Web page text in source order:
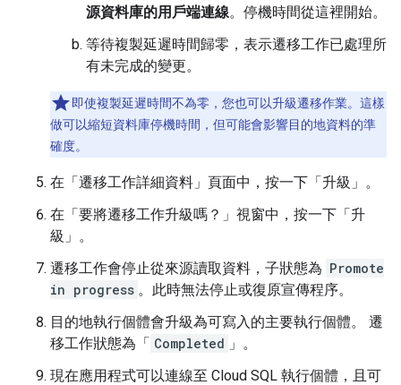
源資料庫的用戶端連線。停機時間從這裡開始。
等待複製延遲時間歸零，表示遷移工作已處理所
有未完成的變更。
即使複製延遲時間不為零，您也可以升級遷移作業。這樣
做可以縮短資料庫停機時間，但可能會影響目的地資料的準
確度。
在「遷移工作詳細資料」 頁面中，按一下「升級」 。
在「要將遷移工作升級嗎？」 視窗中，按一下「升
級」 。
遷移工作會停止從來源讀取資料，子狀態為 Promote
in progress 。此時無法停止或復原宣傳程序。
目的地執行個體會升級為可寫入的主要執行個體。 遷
移工作狀態為「 Completed 」。
現在應用程式可以連線至 Cloud SQL 執行個體，且可